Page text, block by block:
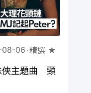
06 精選 ★
俠主題曲 頸